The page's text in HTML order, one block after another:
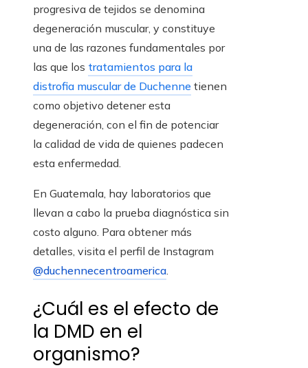
progresiva de tejidos se denomina
degeneración muscular, y constituye
una de las razones fundamentales por
las que los tratamientos para la
distrofia muscular de Duchenne tienen
como objetivo detener esta
degeneración, con el fin de potenciar
la calidad de vida de quienes padecen
esta enfermedad.
En Guatemala, hay laboratorios que
llevan a cabo la prueba diagnóstica sin
costo alguno. Para obtener más
detalles, visita el perfil de Instagram
@duchennecentroamerica.
¿Cuál es el efecto de
la DMD en el
organismo?